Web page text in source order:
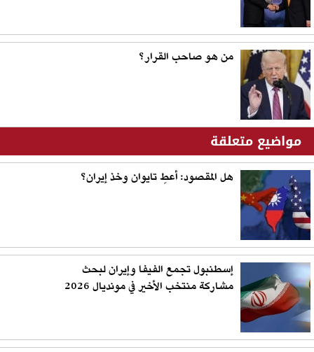
من هو صاحب القرار؟
مواضيع متعلقة
هل المقصود: أعطِ تايوان وخذ إيران؟
إسطنبول تجمع الفيفا وإيران لبحث
مشاركة منتخب الأخير في مونديال 2026